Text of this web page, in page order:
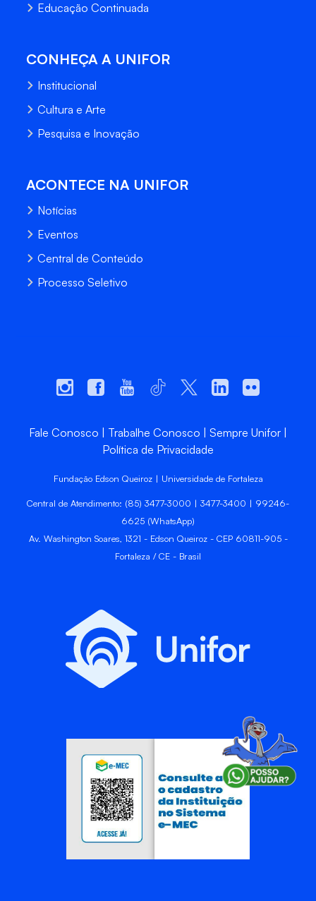
Educação Continuada
CONHEÇA A UNIFOR
Institucional
Cultura e Arte
Pesquisa e Inovação
ACONTECE NA UNIFOR
Notícias
Eventos
Central de Conteúdo
Processo Seletivo
Fale Conosco Trabalhe Conosco
Sempre Unifor
Política de Privacidade
Fundação Edson Queiroz | Universidade de Fortaleza
Central de Atendimento: (85) 3477-3000 | 3477-3400 | 99246-
6625 (WhatsApp)
Av. Washington Soares, 1321 - Edson Queiroz - CEP 60811-905 -
Fortaleza / CE - Brasil